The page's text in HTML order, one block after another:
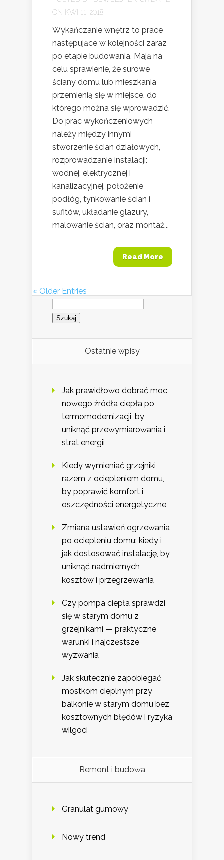
ON KWI 11, 2018
Wykańczanie wnętrz to prace
następujące w kolejności zaraz
po etapie budowania. Mają na
celu sprawienie, że surowe
ściany domu lub mieszkania
przemienią się w miejsce, do
którego można się wprowadzić.
Do prac wykończeniowych
należy między innymi
stworzenie ścian działowych,
rozprowadzanie instalacji:
wodnej, elektrycznej i
kanalizacyjnej, położenie
podłóg, tynkowanie ścian i
sufitów, układanie glazury,
malowanie ścian, oraz montaż...
Read More
« Older Entries
Szukaj:
Ostatnie wpisy
Jak prawidłowo dobrać moc
nowego źródła ciepła po
termomodernizacji, by
uniknąć przewymiarowania i
strat energii
Kiedy wymieniać grzejniki
razem z ociepleniem domu,
by poprawić komfort i
oszczędności energetyczne
Zmiana ustawień ogrzewania
po ociepleniu domu: kiedy i
jak dostosować instalację, by
uniknąć nadmiernych
kosztów i przegrzewania
Czy pompa ciepła sprawdzi
się w starym domu z
grzejnikami — praktyczne
warunki i najczęstsze
wyzwania
Jak skutecznie zapobiegać
mostkom cieplnym przy
balkonie w starym domu bez
kosztownych błędów i ryzyka
wilgoci
Remont i budowa
Granulat gumowy
Nowy trend